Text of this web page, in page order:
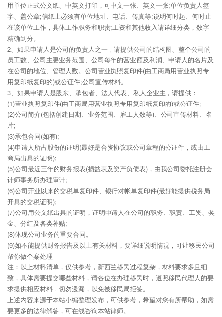
用单位正式公文纸、中英文打印，可中文一张、英文一张;单位负责人签
字、盖公章;信纸上必须有单位地址、电话、传真等;说明何时起、何时止
在该单位工作，具体工作职务和职责;工资和其他收入请详细分类，数字
精确到分。
2、如果申请人是公司的负责人之一，请提供公司的结构图、整个公司的
员工数、公司主要业务范围、公司每年的营业额及利润、申请人的名片及
在公司的地位、管理人数。公司营业执照复印件(由工商局用营业执照专
用复印纸复印的)或公证件;公司宣传材料。
3、如果申请人是股东、承包者、法人代表、私人企业主，请提供：
(1)营业执照复印件(由工商局用营业执照专用复印纸复印的)或公证件;
(2)公司简介(包括创建日期、业务范围、雇工人数等)、公司宣传材料、名
片;
(3)承包合同(如有);
(4)申请人所占股份的证明(最好是合资协议或公司章程的公证件，或由工
商局出具的证明);
(5)公司最近三年的财务报表(损益表及资产负债表)，由我公司委托注册会
计师事务所办理审计;
(6)公司开业以来的交税单复印件、银行对帐单复印件(最好能提供税务局
开具的交税证明);
(7)公司用公文纸出具的证明，证明申请人在公司的职务、职责、工资、奖
金、分红及各类补贴;
(8)体现公司业务的重要合同。
(9)如不能提供财务报告及以上有关材料，要详细说明情况，可让移民公司
帮你做个案处理
注：以上材料清单，仅供参考，新西兰移民过程复杂，材料要求多且细
致，具体需要提交哪些材料，请各位在办理移民时，遵照移民代理人的要
求提供相应材料，切勿遗漏，以免被移民局拒签。
上述内容来源于本站小编整理发布，可供参考，希望对您有所帮助，如需
要更多的法律解答，可在线咨询本站律师。